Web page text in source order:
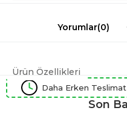
Yorumlar(0)
Ürün Özellikleri
Daha Erken Teslimat
Son